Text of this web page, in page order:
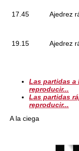
17.45
Ajedrez
19.15
Ajedrez
Las partidas a
reproducir...
Las partidas
reproducir...
A la ciega